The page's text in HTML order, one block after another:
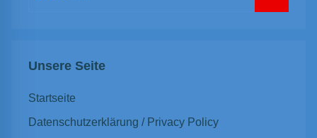
Unsere Seite
Startseite
Datenschutzerklärung / Privacy Policy